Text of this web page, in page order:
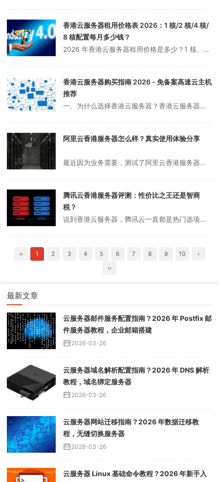
香港云服务器租用价格表 2026：1 核/2 核/4 核/
8 核配置每月多少钱？
2026 年香港云服务器租用价格是多少？1 核、2 核、4 核、8 核配置每月需要多少钱？本文整理了最新的香港云服务器价格表，包含各大服务商的配置和报价，帮你选择性价比最高的香港云服务器。香港云服务器优势香港云服务器因其独特的地理位置和政策优势，成为众多企业和个人用户的首选：1. 免备案香港服务器不需要 IC...
香港云服务器购买指南 2026 - 免备案高速云主机
推荐
一、为什么选择香港云服务器？香港云服务器是众多出海企业和个人的首选，凭借其独特的地理优势和政策优势，成为连接中国大陆与海外市场的理想桥梁。香港云服务器核心优势：免备案：香港服务器无需中国大陆 ICP 备案，购买后即可立即上线使用超低延迟：距离中国大陆最近，延迟仅 10-30ms，访问速度媲美国内服务器国际带宽...
阿里云香港服务器怎么样？真实使用体验分享
最近因为业务需要，测试了阿里云香港服务器，用了一个多月，今天来分享一下真实的使用体验。阿里云香港服务器性能测试先说结论：阿里云香港服务器整体表现中规中矩，适合对品牌有要求的用户。延迟方面，大陆访问大概在 40-60ms 左右，晚高峰偶尔会上升到 100ms+。带宽方面，我测试的是 5Mbps 套餐，实际下载速...
腾讯云香港服务器评测：性价比之王还是智商
税？
说到香港云服务器，腾讯云一直都是热门选项。最近帮朋友部署项目，正好测试了一下腾讯云的香港节点，用了一个月，有些真实体验想跟大家分享一下。腾讯云香港服务器性能实测先说结论：腾讯云香港服务器整体表现不错，但也不是完美无缺。延迟方面，大陆访问大概在 30-50ms 左右，晚高峰偶尔会跳到 80ms+，但还在可接受范...
‹‹ 1 2 3 4 5 6 7 8 9 10
›
››
最新文章
云服务器邮件服务配置指南？2026 年 Postfix 邮
件服务器教程，企业邮箱搭建
2026-03-26
云服务器域名解析配置指南？2026 年 DNS 解析
教程，域名绑定服务器
2026-03-26
云服务器网站迁移指南？2026 年数据迁移教
程，无缝切换服务器
2026-03-26
云服务器 Linux 基础命令教程？2026 年新手入